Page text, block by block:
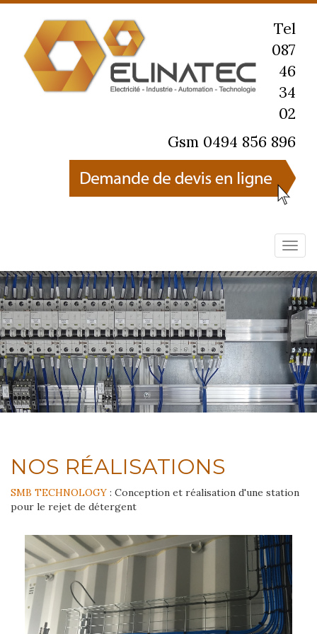
Tel
087
46
34
02
Gsm 0494 856 896
NOS RÉALISATIONS
SMB TECHNOLOGY : Conception et réalisation d'une station
pour le rejet de détergent